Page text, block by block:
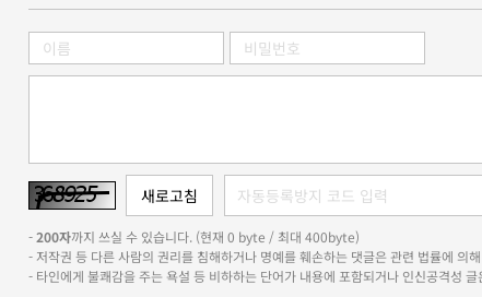
-200자까지 쓰실 수 있습니다. (현재 0 byte / 최대 400byte)
- 저작권 등 다른 사람의 권리를 침해하거나 명예를 훼손하는 댓글은 관련 법률에 의
- 타인에게 불쾌감을 주는 욕설 등 비하하는 단어가 내용에 포함되거나 인신공격성